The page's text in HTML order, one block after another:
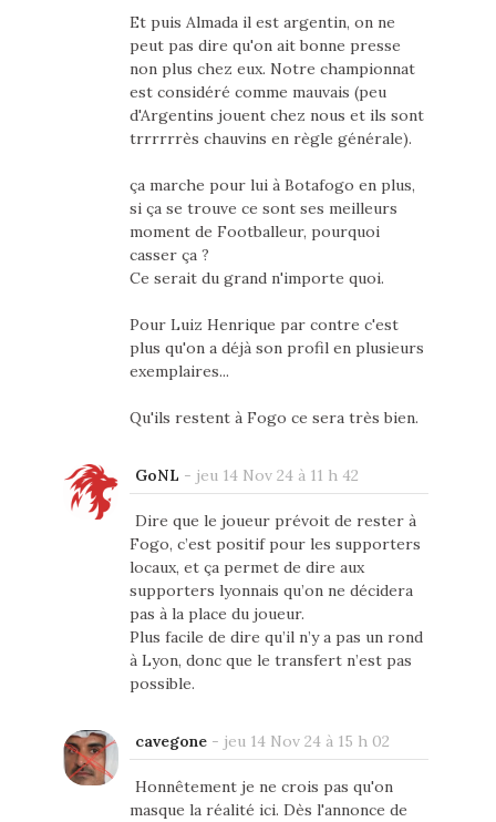
Et puis Almada il est argentin, on ne
peut pas dire qu'on ait bonne presse
non plus chez eux. Notre championnat
est considéré comme mauvais (peu
d'Argentins jouent chez nous et ils sont
trrrrrrès chauvins en règle générale).
ça marche pour lui à Botafogo en plus,
si ça se trouve ce sont ses meilleurs
moment de Footballeur, pourquoi
casser ça ?
Ce serait du grand n'importe quoi.
Pour Luiz Henrique par contre c'est
plus qu'on a déjà son profil en plusieurs
exemplaires...
Qu'ils restent à Fogo ce sera très bien.
GoNL - jeu 14 Nov 24 à 11 h 42
Dire que le joueur prévoit de rester à
Fogo, c’est positif pour les supporters
locaux, et ça permet de dire aux
supporters lyonnais qu’on ne décidera
pas à la place du joueur.
Plus facile de dire qu’il n’y a pas un rond
à Lyon, donc que le transfert n’est pas
possible.
cavegone- jeu 14 Nov 24 à 15 h 02
Honnêtement je ne crois pas qu'on
masque la réalité ici. Dès l'annonce de